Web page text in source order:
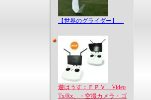
【世界のグライダー】
遊はうす：ＦＰＶ Video
Tx/Rx、・空撮カメラ・ゴ